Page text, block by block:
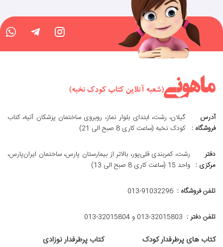
آدرس
فروشگاه :
گیلان، رشت، ابتدای بلوار نماز، روبروی ساختمان پزشکان آتیه، کتاب
کودک نخبه (ساعت کاری 8 صبح الی 21)
دفتر
مرکزی :
رشت، کمربندی قلی‌پور، بالاتر از بیمارستان پارس، ساختمان ایران‌پارس،
واحد 15 (ساعت کاری 8 صبح الی 13)
تلفن فروشگاه : 013-91032296
تلفن دفتر : 013-32015803 و 32015804-013
کتاب های پرطرفدار کودک کتاب پرطرفدار نوزادی